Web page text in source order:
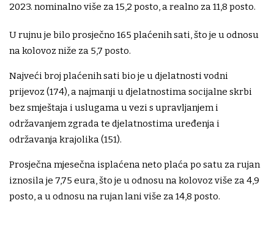
2023. nominalno više za 15,2 posto, a realno za 11,8 posto.
U rujnu je bilo prosječno 165 plaćenih sati, što je u odnosu
na kolovoz niže za 5,7 posto.
Najveći broj plaćenih sati bio je u djelatnosti vodni
prijevoz (174), a najmanji u djelatnostima socijalne skrbi
bez smještaja i uslugama u vezi s upravljanjem i
održavanjem zgrada te djelatnostima uređenja i
održavanja krajolika (151).
Prosječna mjesečna isplaćena neto plaća po satu za rujan
iznosila je 7,75 eura, što je u odnosu na kolovoz više za 4,9
posto, a u odnosu na rujan lani više za 14,8 posto.